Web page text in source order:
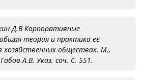
Д.В Корпоративные
теория и практика ее
хозяйственных обществах. М.,
А.В. Указ. соч. С. 551.